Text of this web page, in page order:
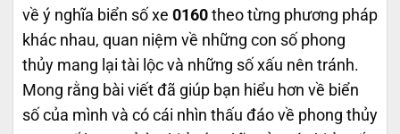
về ý nghĩa biển số xe 0160 theo từng phương pháp
khác nhau, quan niệm về những con số phong
thủy mang lại tài lộc và những số xấu nên tránh.
Mong rằng bài viết đã giúp bạn hiểu hơn về biển
số của mình và có cái nhìn thấu đáo về phong thủy